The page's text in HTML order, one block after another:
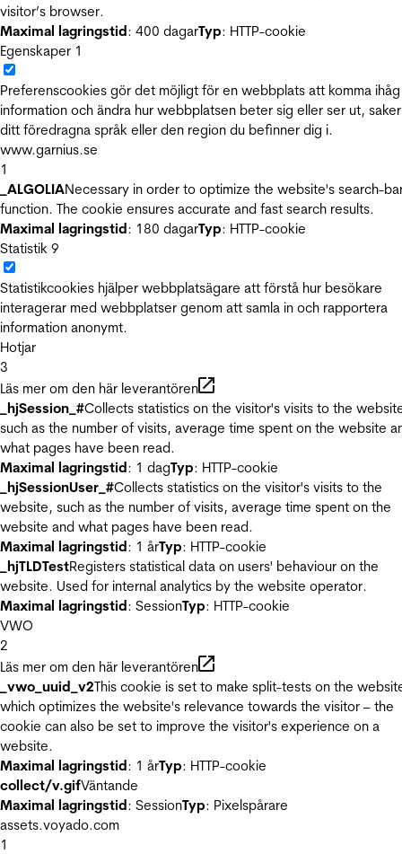
visitor’s browser.
Maximal lagringstid: 400 dagarTyp: HTTP-cookie
Egenskaper 1
Preferenscookies gör det möjligt för en webbplats att komma ihåg
information och ändra hur webbplatsen beter sig eller ser ut,
ditt föredragna språk eller den region du befinner dig i.
www.garnius.se
1
_ALGOLIANecessary in order to optimize the website's search-
function. The cookie ensures accurate and fast search results.
Maximal lagringstid: 180 dagarTyp: HTTP-cookie
Statistik 9
Statistikcookies hjälper webbplatsägare att förstå hur besökare
interagerar med webbplatser genom att samla in och rapportera
information anonymt.
Hotjar
3
Läs mer om den här leverantören
_hjSession_#Collects statistics on the visitor's visits to the
such as the number of visits, average time spent on the website
what pages have been read.
Maximal lagringstid: 1 dagTyp: HTTP-cookie
_hjSessionUser_#Collects statistics on the visitor's visits to the
website, such as the number of visits, average time spent on the
website and what pages have been read.
Maximal lagringstid: 1 årTyp: HTTP-cookie
_hjTLDTestRegisters statistical data on users' behaviour on the
website. Used for internal analytics by the website operator.
Maximal lagringstid: SessionTyp: HTTP-cookie
VWO
2
Läs mer om den här leverantören
_vwo_uuid_v2This cookie is set to make split-tests on the
which optimizes the website's relevance towards the visitor – the
cookie can also be set to improve the visitor's experience on a
website.
Maximal lagringstid: 1 årTyp: HTTP-cookie
collect/v.gifVäntande
Maximal lagringstid: SessionTyp: Pixelspårare
assets.voyado.com
1